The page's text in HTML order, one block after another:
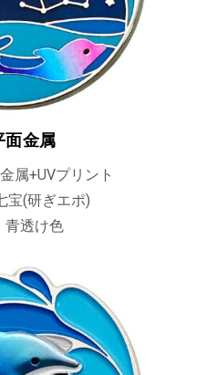
面金属
属+UVプリント
宝(研ぎエポ)
青透け色